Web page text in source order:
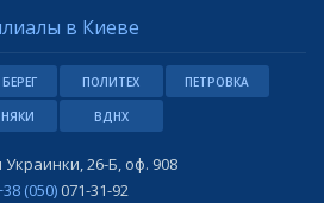
в Киеве
ПОЛИТЕХ ПЕТРОВКА
ВДНХ
Украинки, 26-Б, оф. 908
(050)071-31-92